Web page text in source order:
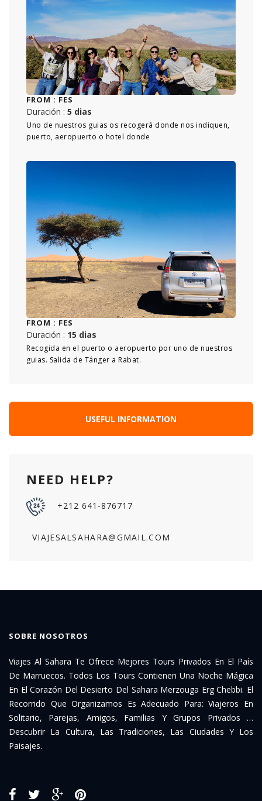
FROM : FES
Duración : 5 dias
Uno de nuestros guias os recogerá donde nos indiquen,
puerto, aeropuerto o hotel donde
FROM : FES
Duración : 15 dias
Recogida en el puerto o aeropuerto por uno de nuestros
guias. Salida de Tánger a Rabat.
USEFUL INFORMATION
NEED HELP?
+212 641-876717
VIAJESALSAHARA@GMAIL.COM
SOBRE NOSOTROS
Viajes Al Sahara Te Ofrece Mejores Tours Privados En El País
De Marruecos. Todos Los Tours Contienen Una Noche Mágica
En El Corazón Del Desierto Del Sahara Merzouga Erg Chebbi. El
Recorrido Que Organizamos Es Adecuado Para: Viajeros En
Solitario, Parejas, Amigos, Familias Y Grupos Privados …
Descubrir La Cultura, Las Tradiciones, Las Ciudades Y Los
Paisajes.